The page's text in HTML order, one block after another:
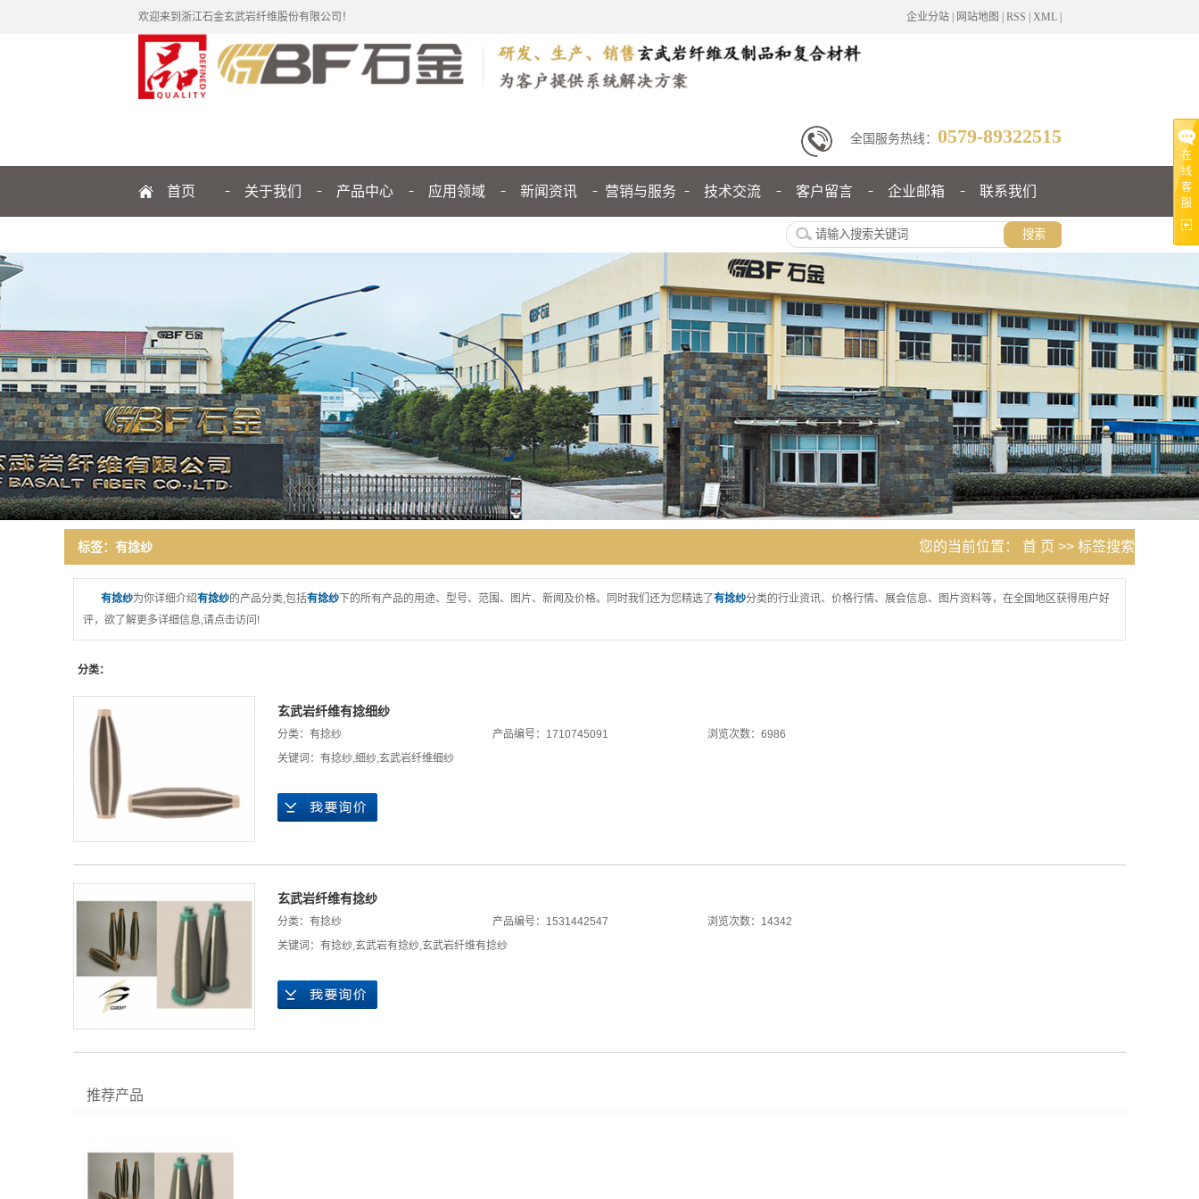
欢迎来到浙江石金玄武岩纤维股份有限公司！ 企业分站| 网站地图 RSS XML|
全国服务热线： 0579-89322515
首页 关于我们
发展历程
品牌解读
管理团队
研发力量
领导致辞
厂房环境
诚信报告
产品中心 应用领域 新闻资讯
媒体聚焦
技术交流
营销与服务 技术交流 客户留言 企业邮箱 联系我们
标签：有捻纱 您的当前位置： 首 页 >> 标签搜索
有捻纱为你详细介绍有捻纱的产品分类,包括有捻纱 下的所有产品的用途、型号、范围、图片、新闻及价格。同时我们还为您精选了有捻纱分类的行业资讯、价格行情、展会信息、图片资料等，在全国地区获得用户好
评，欲了解更多详细信息,请点击访问!
分类：
玄武岩纤维有捻细纱
分类： 有捻纱 产品编号：1710745091
浏览次数：6986
关键词： 有捻纱,细纱,玄武岩纤维细纱
玄武岩纤维有捻纱
分类： 有捻纱 产品编号：1531442547
浏览次数：14342
关键词： 有捻纱,玄武岩有捻纱,玄武岩纤维有捻纱
推荐产品
在
线
客
服